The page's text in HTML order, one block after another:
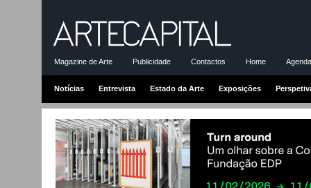
Magazine de Arte Publicidade Contactos Home
Notícias Entrevista Estado da Arte Exposições